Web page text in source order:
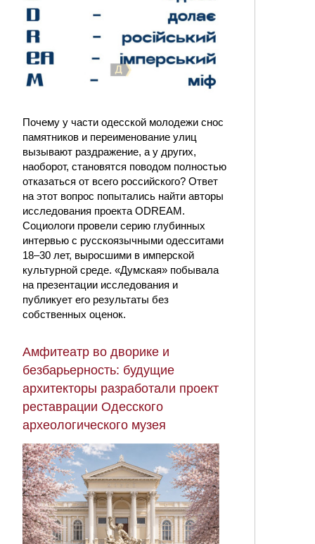
Почему у части одесской молодежи снос
памятников и переименование улиц
вызывают раздражение, а у других,
наоборот, становятся поводом полностью
отказаться от всего российского? Ответ
на этот вопрос попытались найти авторы
исследования проекта ODREAM.
Социологи провели серию глубинных
интервью с русскоязычными одесситами
18–30 лет, выросшими в имперской
культурной среде. «Думская» побывала
на презентации исследования и
публикует его результаты без
собственных оценок.
Амфитеатр во дворике и
безбарьерность: будущие
архитекторы разработали проект
реставрации Одесского
археологического музея